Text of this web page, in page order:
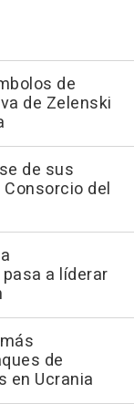
de
de Zelenski
de sus
del
a líderar
de
en Ucrania